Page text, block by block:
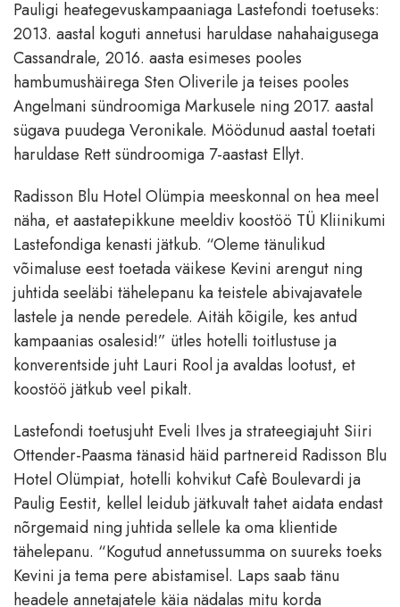
Pauligi heategevuskampaaniaga Lastefondi toetuseks:
2013. aastal koguti annetusi haruldase nahahaigusega
Cassandrale, 2016. aasta esimeses pooles
hambumushäirega Sten Oliverile ja teises pooles
Angelmani sündroomiga Markusele ning 2017. aastal
sügava puudega Veronikale. Möödunud aastal toetati
haruldase Rett sündroomiga 7-aastast Ellyt.
Radisson Blu Hotel Olümpia meeskonnal on hea meel
näha, et aastatepikkune meeldiv koostöö TÜ Kliinikumi
Lastefondiga kenasti jätkub. “Oleme tänulikud
võimaluse eest toetada väikese Kevini arengut ning
juhtida seeläbi tähelepanu ka teistele abivajavatele
lastele ja nende peredele. Aitäh kõigile, kes antud
kampaanias osalesid!” ütles hotelli toitlustuse ja
konverentside juht Lauri Rool ja avaldas lootust, et
koostöö jätkub veel pikalt.
Lastefondi toetusjuht Eveli Ilves ja strateegiajuht Siiri
Ottender-Paasma tänasid häid partnereid Radisson Blu
Hotel Olümpiat, hotelli kohvikut Cafè Boulevardi ja
Paulig Eestit, kellel leidub jätkuvalt tahet aidata endast
nõrgemaid ning juhtida sellele ka oma klientide
tähelepanu. “Kogutud annetussumma on suureks toeks
Kevini ja tema pere abistamisel. Laps saab tänu
headele annetajatele käia nädalas mitu korda